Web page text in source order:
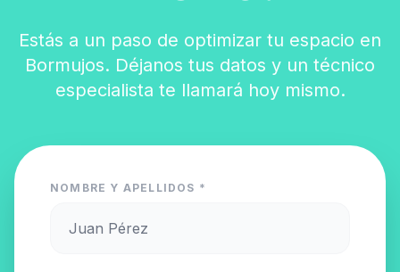
Estás a un paso de optimizar tu espacio en
Bormujos. Déjanos tus datos y un técnico
especialista te llamará hoy mismo.
NOMBRE Y APELLIDOS *